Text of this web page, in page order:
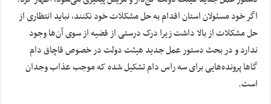
اگر خود مسئولان استان اقدام به حل مشکلات خود نکنند، نباید انتظاری از
حل مشکلات از بالا داشت زیرا درک درستی از قضیه از سوی آن‌ها وجود
ندارد و در بحث دستور عمل جدید هیئت دولت در خصوص قاچاق دام
گاها پرونده‌هایی برای سه راس دام تشکیل شده که موجب عذاب وجدان
است.